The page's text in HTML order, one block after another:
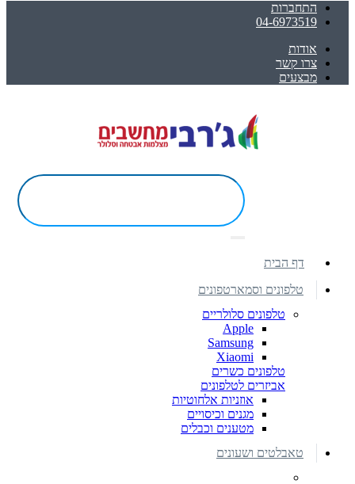
התחברות
04-6973519
אודות
צרו קשר
מבצעים
דף הבית
טלפונים וסמארטפונים
טלפונים סלולריים
Apple
Samsung
Xiaomi
טלפונים כשרים
אביזרים לטלפונים
אוזניות אלחוטיות
מגנים וכיסויים
מטענים וכבלים
טאבלטים ושעונים